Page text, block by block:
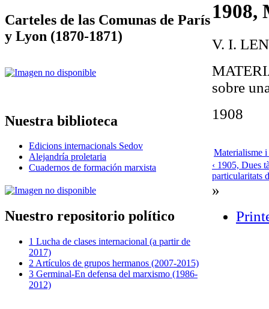
Carteles de las Comunas de París
y Lyon (1870-1871)
Nuestra biblioteca
Edicions internacionals Sedov
Alejandría proletaria
Cuadernos de formación marxista
Nuestro repositorio político
1 Lucha de clases internacional (a partir de
2017)
2 Artículos de grupos hermanos (2007-2015)
3 Germinal-En defensa del marxismo (1986-
2012)
1908,
V. I.
sobre
1908
Materialisme
‹ 1905, Dues
particularitats
»